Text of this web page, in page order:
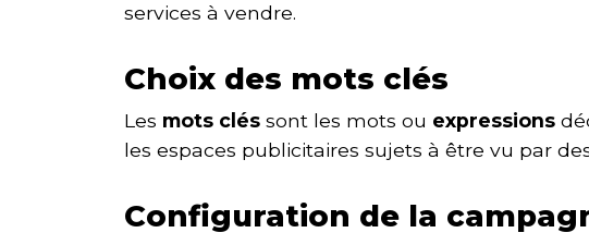
services à vendre.
Choix des mots clés
Les mots clés sont les mots ou expressions
les espaces publicitaires sujets à être vu par
Configuration de la